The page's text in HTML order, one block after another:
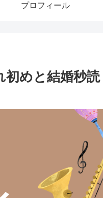
プロフィール
初めと結婚秒読